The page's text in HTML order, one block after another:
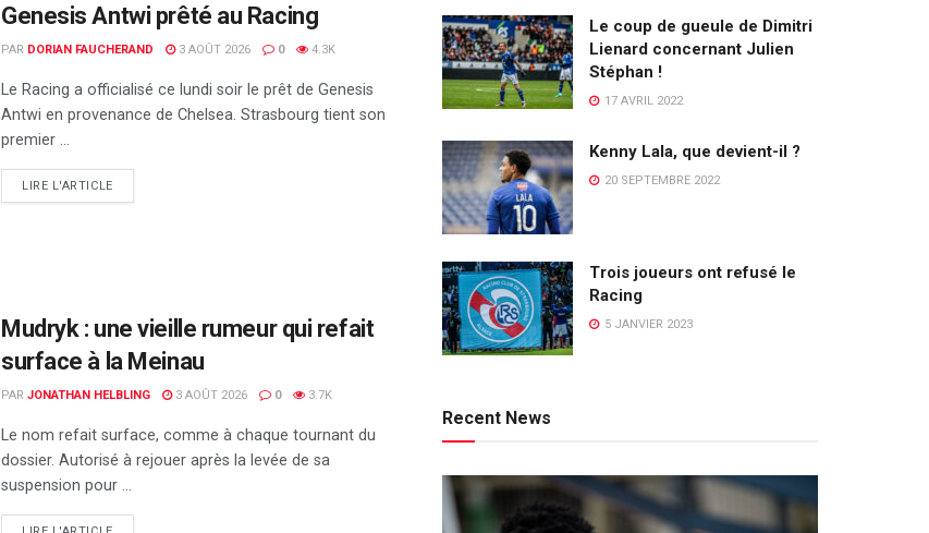
Genesis Antwi prêté au Racing
PAR DORIAN FAUCHERAND 3 AOÛT 2026 0 4.3K
Le Racing a officialisé ce lundi soir le prêt de Genesis
Antwi en provenance de Chelsea. Strasbourg tient son
premier ...
LIRE L'ARTICLEDETAILS
Mudryk : une vieille rumeur qui refait
surface à la Meinau
PAR JONATHAN HELBLING 3 AOÛT 2026 0 3.7K
Le nom refait surface, comme à chaque tournant du
dossier. Autorisé à rejouer après la levée de sa
suspension pour ...
Le coup de gueule de Dimitri
Lienard concernant Julien
Stéphan !
17 AVRIL 2022
Kenny Lala, que devient-il ?
20 SEPTEMBRE 2022
Trois joueurs ont refusé le
Racing
5 JANVIER 2023
Recent News